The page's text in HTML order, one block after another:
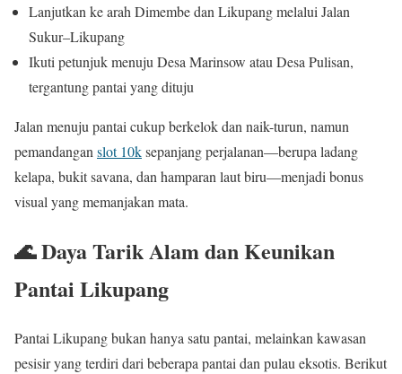
Lanjutkan ke arah Dimembe dan Likupang melalui Jalan
Sukur–Likupang
Ikuti petunjuk menuju Desa Marinsow atau Desa Pulisan,
tergantung pantai yang dituju
Jalan menuju pantai cukup berkelok dan naik-turun, namun
pemandangan slot 10ksepanjang perjalanan—berupa ladang
kelapa, bukit savana, dan hamparan laut biru—menjadi bonus
visual yang memanjakan mata.
🌊 Daya Tarik Alam dan Keunikan
Pantai Likupang
Pantai Likupang bukan hanya satu pantai, melainkan kawasan
pesisir yang terdiri dari beberapa pantai dan pulau eksotis. Berikut